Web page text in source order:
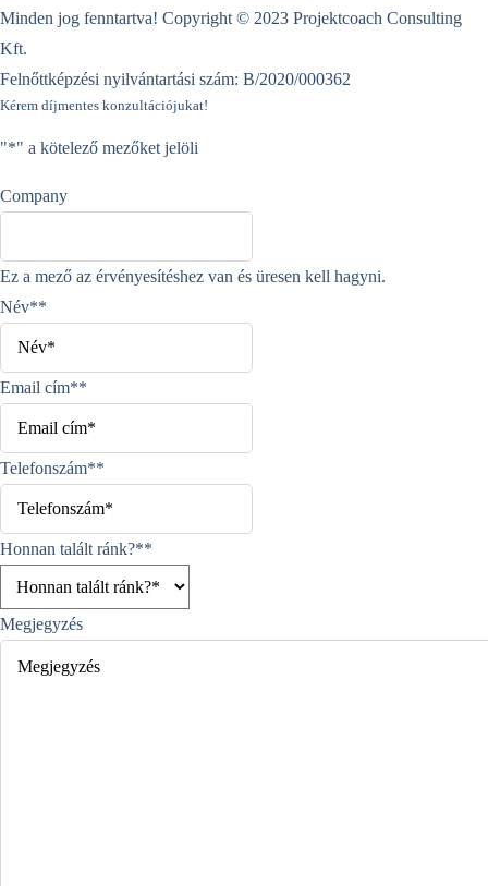
Minden jog fenntartva! Copyright © 2023 Projektcoach Consulting
Kft.
Felnőttképzési nyilvántartási szám: B/2020/000362
Kérem díjmentes konzultációjukat!
"*" a kötelező mezőket jelöli
Company
Ez a mező az érvényesítéshez van és üresen kell hagyni.
Név**
Email cím**
Telefonszám**
Honnan talált ránk?**
Megjegyzés